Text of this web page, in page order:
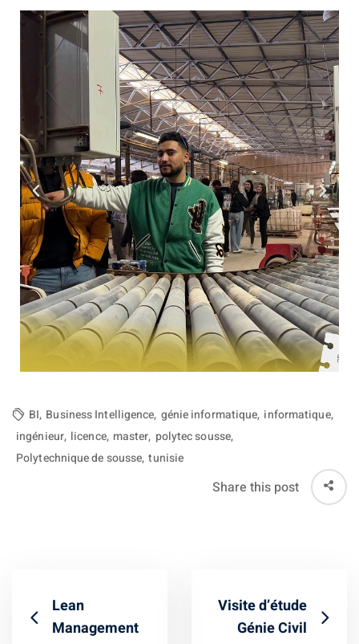
Logiciel et
Intelligence
& IA
BI, Business Intelligence, génie informatique, informatique,
ingénieur, licence, master, polytec sousse,
Polytechnique de sousse, tunisie
Share this post
Lean
Management
Visite d’étude
Génie Civil